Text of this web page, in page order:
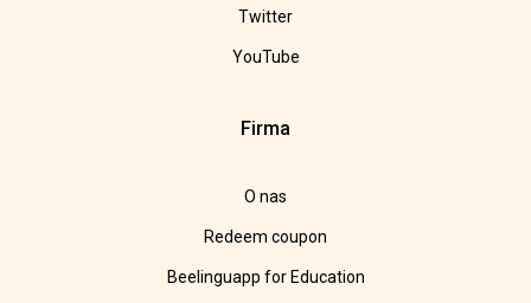
Twitter
YouTube
Firma
O nas
Redeem coupon
Beelinguapp for Education